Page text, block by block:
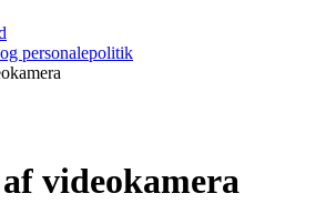
personalepolitik
videokamera